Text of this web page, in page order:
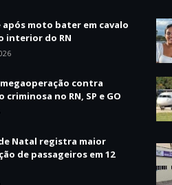
após moto bater em cavalo
interior do RN
contra
no RN, SP e GO
Natal registra maior
de passageiros em 12